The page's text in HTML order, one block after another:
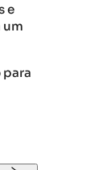
e
um
para